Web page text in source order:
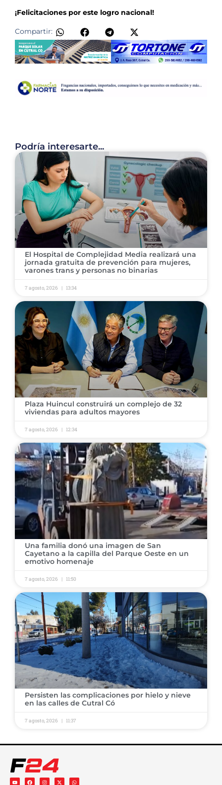
¡Felicitaciones por este logro nacional!
Compartir:
Podría interesarte...
El Hospital de Complejidad Media realizará una
jornada gratuita de prevención para mujeres,
varones trans y personas no binarias
7 agosto, 2026 13:34
Plaza Huincul construirá un complejo de 32
viviendas para adultos mayores
7 agosto, 2026 12:34
Una familia donó una imagen de San
Cayetano a la capilla del Parque Oeste en un
emotivo homenaje
7 agosto, 2026 11:50
Persisten las complicaciones por hielo y nieve
en las calles de Cutral Có
7 agosto, 2026 11:37